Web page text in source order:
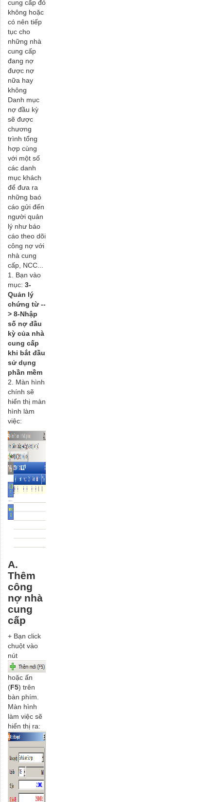
cung cấp đó
không hoặc
có nên tiếp
tục cho
những nhà
cung cấp
đang nợ
được nợ
nữa hay
không
Danh mục
nợ đầu kỳ
sẽ được
chương
trình tổng
hợp cùng
với một số
các danh
mục khách
để đưa ra
những baó
cáo gửi đến
người quản
lý như báo
cáo theo dõi
công nợ với
nhà cung
cấp, NCC...
1. Bạn vào
mục: 3-
Quản lý
chứng từ --
> 8-Nhập
số nợ đầu
kỳ của nhà
cung cấp
khi bắt đầu
sử dụng
phần mềm
2. Màn hình
chính sẽ
hiển thị màn
hình làm
việc:
A.
Thêm
công
nợ nhà
cung
cấp
+ Bạn click
chuột vào
nút
hoặc ấn
(F5) trên
bàn phím.
Màn hình
làm việc sẽ
hiển thị ra: